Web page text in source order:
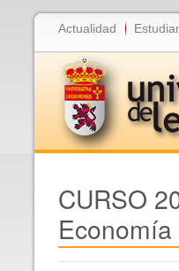
Actualidad
CURSO
Economía